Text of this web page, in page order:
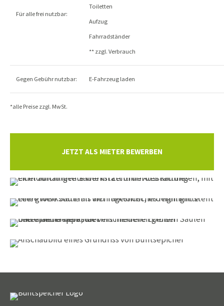
Für alle frei nutzbar:
Toiletten
Aufzug
Fahrradständer
** zzgl. Verbrauch
Gegen Gebühr nutzbar: E-Fahrzeug laden
*alle Preise zzgl. MwSt.
JETZT ALS MIETER BEWERBEN